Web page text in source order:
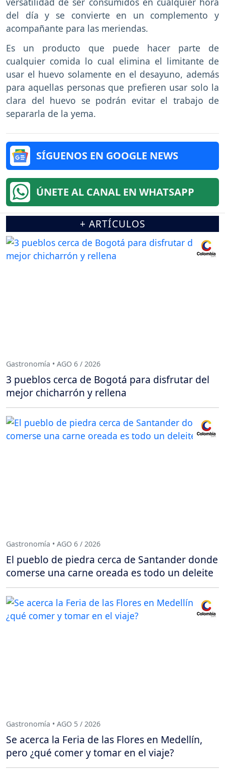
del día y se convierte en un complemento y
acompañante para las meriendas.
Es un producto que puede hacer parte de
cualquier comida lo cual elimina el limitante de
usar el huevo solamente en el desayuno, además
para aquellas personas que prefieren usar solo la
clara del huevo se podrán evitar el trabajo de
separarla de la yema.
SÍGUENOS EN GOOGLE NEWS
ÚNETE AL CANAL EN WHATSAPP
+ ARTÍCULOS
Gastronomía • AGO 6 / 2026
3 pueblos cerca de Bogotá para disfrutar del
mejor chicharrón y rellena
Gastronomía • AGO 6 / 2026
El pueblo de piedra cerca de Santander donde
comerse una carne oreada es todo un deleite
Gastronomía • AGO 5 / 2026
Se acerca la Feria de las Flores en Medellín,
pero ¿qué comer y tomar en el viaje?